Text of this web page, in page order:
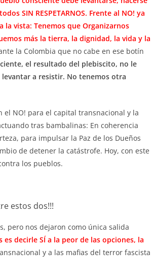
SIN RESPETARNOS. Frente al NO! ya
la vista: Tenemos que Organizarnos
más la tierra, la dignidad, la vida y la
la Colombia que no cabe en ese botín
el resultado del plebiscito, no le
a resistir. No tenemos otra
el NO! para el capital transnacional y la
tras bambalinas: En coherencia
para impulsar la Paz de los Dueños
de detener la catástrofe. Hoy, con este
los pueblos.
estos dos!!!
pero nos dejaron como única salida
es decirle SÍ a la peor de las opciones, la
y a las mafias del terror fascista